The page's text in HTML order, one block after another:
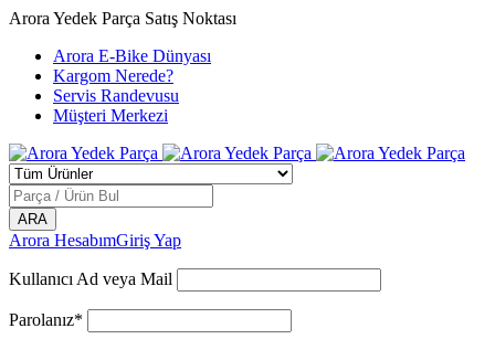
Arora Yedek Parça Satış Noktası
Arora E-Bike Dünyası
Kargom Nerede?
Servis Randevusu
Müşteri Merkezi
Arora HesabımGiriş Yap
Kullanıcı Ad veya Mail
Parolanız*